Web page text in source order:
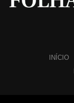
INÍCIO